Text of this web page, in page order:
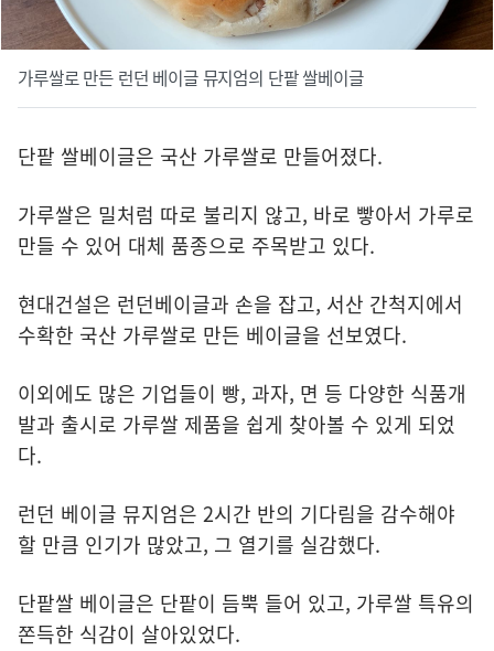
가루쌀로 만든 런던 베이글 뮤지엄의 단팥 쌀베이글
단팥 쌀베이글은 국산 가루쌀로 만들어졌다.
가루쌀은 밀처럼 따로 불리지 않고, 바로 빻아서 가루로
만들 수 있어 대체 품종으로 주목받고 있다.
현대건설은 런던베이글과 손을 잡고, 서산 간척지에서
수확한 국산 가루쌀로 만든 베이글을 선보였다.
이외에도 많은 기업들이 빵, 과자, 면 등 다양한 식품개
발과 출시로 가루쌀 제품을 쉽게 찾아볼 수 있게 되었
다.
런던 베이글 뮤지엄은 2시간 반의 기다림을 감수해야
할 만큼 인기가 많았고, 그 열기를 실감했다.
단팥쌀 베이글은 단팥이 듬뿍 들어 있고, 가루쌀 특유의
쫀득한 식감이 살아있었다.